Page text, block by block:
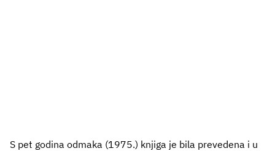
S pet godina odmaka (1975.) knjiga je bila prevedena i u